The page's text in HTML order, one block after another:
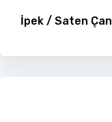
İpek / Saten